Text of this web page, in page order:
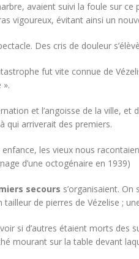
avaient suivi la foule sur ce
vigoureux, évitant ainsi un
Des cris de douleur
fut vite connue de
».
et l’angoisse de la ville, et
qui arriverait des premiers.
les vieux nous
d’une octogénaire en 1939)
secours s’organisaient.
tailleur de pierres de Vézelise ;
si d’autres étaient morts
mourant sur la table devant